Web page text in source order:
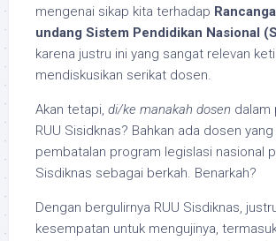
mengenai sikap kita terhadap
undang Sistem Pendidikan Nasional
karena justru ini yang sangat relevan
mendiskusikan serikat dosen.
Akan tetapi, di/ke manakah dosen dalam
RUU Sisidknas? Bahkan ada dosen
pembatalan program legislasi nasional
Sisdiknas sebagai berkah. Benarkah?
Dengan bergulirnya RUU Sisdiknas,
kesempatan untuk mengujinya,